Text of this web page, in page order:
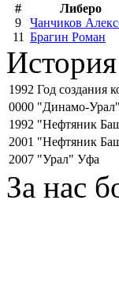
#
Либеро
9
Чанчиков
11 Брагин Роман
1992 Год создания
0000 "Динамо-Урал"
1992 "Нефтяник
2001 "Нефтяник
2007 "Урал" Уфа
За нас